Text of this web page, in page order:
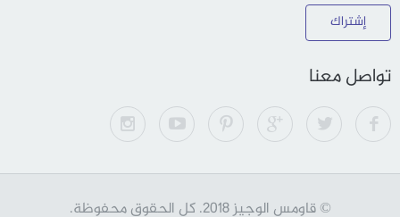
إشتراك
تواصل معنا
© قاومس الوجيز 2018. كل الحقوق محفوظة.